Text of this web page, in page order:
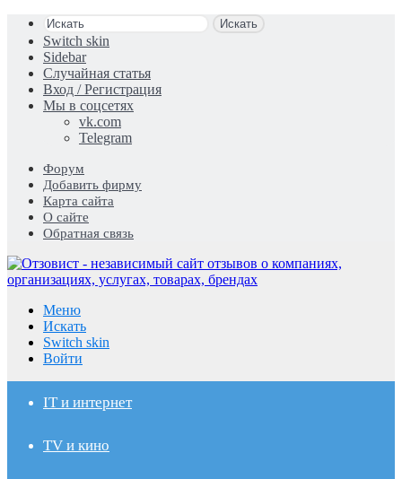
Искать
Switch skin
Sidebar
Случайная статья
Вход / Регистрация
Мы в соцсетях
vk.com
Telegram
Форум
Добавить фирму
Карта сайта
О сайте
Обратная связь
Меню
Искать
Switch skin
Войти
IT и интернет
TV и кино